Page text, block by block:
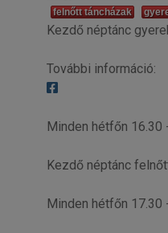
felnőtt táncházak
Kezdő néptánc
További információ:
Minden hétfőn 16.30
Kezdő néptánc
Minden hétfőn 17.30